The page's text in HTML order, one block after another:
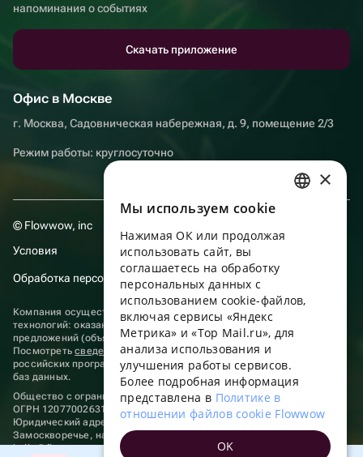
напоминания о событиях
Скачать приложение
Офис в Москве
г. Москва, Садовническая набережная, д. 9, помещение 2/3
Режим работы: круглосуточно
© Flowwow, inc
Условия
Обработка персональных данных
Компания осуществляет деятельность в области информационных
технологий: оказание услуг в сети “Интернет” по размещению
предложений (объявлений) продавцов о реализации товаров.
Посмотретьсведения о программах, включенных в реестр
российских программ для электронных вычислительных машин и
баз данных.
Общество с ограниченной ответственностью «ФЛАУВАУ»
ОГРН 1207700263198, ИНН 9702020445
Юридический адрес: г. Москва, вн.тер. г. Муниципальный округ
Замоскворечье, наб. Садовническая, д. 9, помещ. 2/3.
hello@flowwow.com
8 800 555-16-15
ENGLISH
UKRAINIAN
PORTUGUESE
FRENCH
TURKISH
×
Мы используем сookie
Нажимая ОК или продолжая
использовать сайт, вы
соглашаетесь на обработку
персональных данных с
использованием cookie-файлов,
включая сервисы «Яндекс
Метрика» и «Top Mail.ru», для
анализа использования и
улучшения работы сервисов.
Более подробная информация
представлена в Политике в
отношении файлов cookie Flowwow
OK